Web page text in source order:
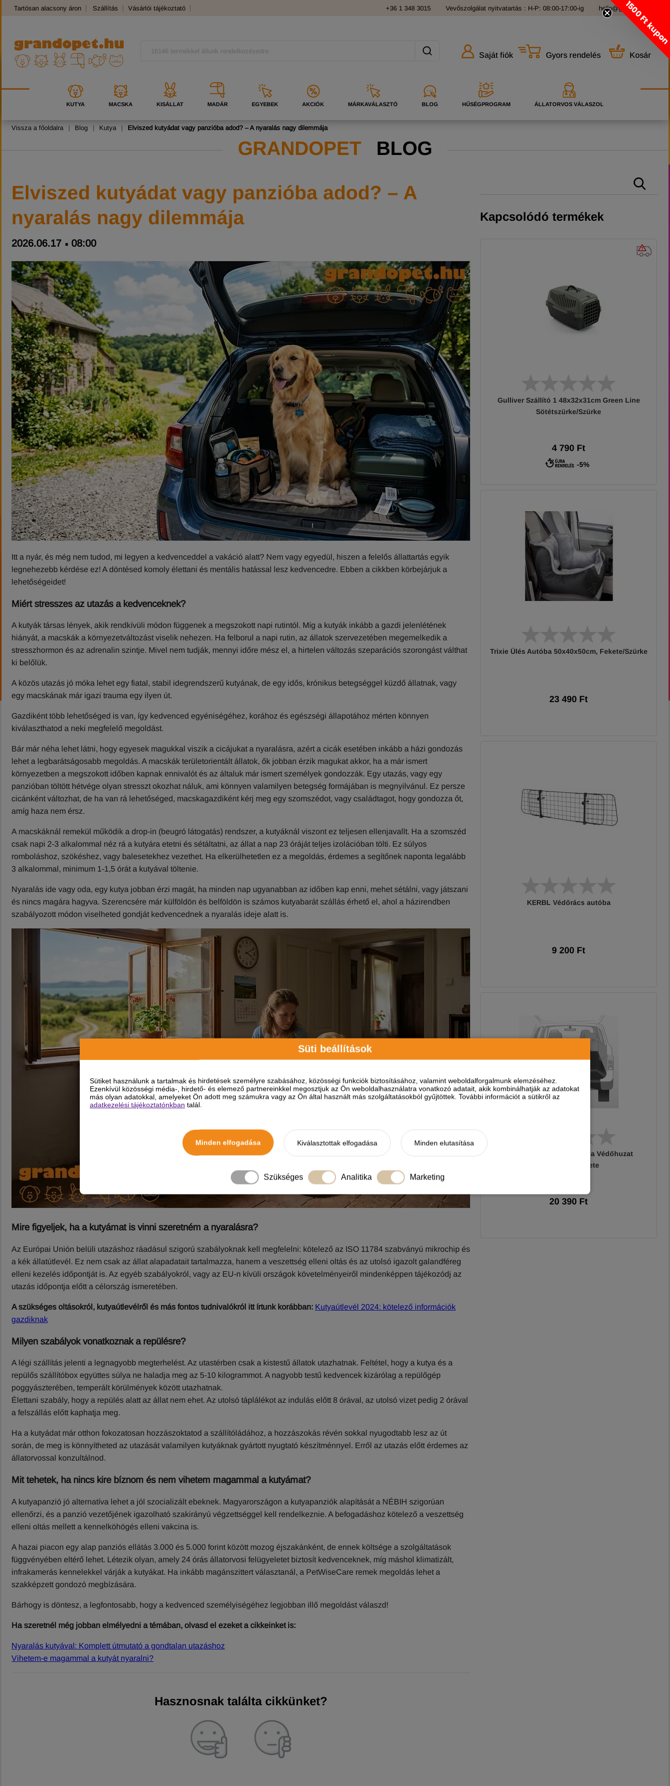
Süti beállítások
Sütiket használunk a tartalmak és hirdetések személyre szabásához, közösségi funkciók biztosításához, valamint weboldalforgalmunk elemzéséhez.
Ezenkívül közösségi média-, hirdető- és elemező partnereinkkel megosztjuk az Ön weboldalhasználatra vonatkozó adatait, akik kombinálhatják az adatokat
más olyan adatokkal, amelyeket Ön adott meg számukra vagy az Ön által használt más szolgáltatásokból gyűjtöttek. További információt a sütikről az
adatkezelési tájékoztatónkban talál.
Minden elfogadása Kiválasztottak elfogadása Minden elutasítása
Szükséges Analitika Marketing
Tartósan alacsony áron Szállítás Vásárlói tájékoztató +36 1 348 3015 Vevőszolgálat nyitvatartás : H-P: 08:00-17:00-ig hello@grandopet.hu
Saját fiók Gyors rendelés Kosár
KUTYA MACSKA KISÁLLAT MADÁR EGYEBEK AKCIÓK MÁRKAVÁLASZTÓ BLOG HŰSÉGPROGRAM ÁLLATORVOS VÁLASZOL
Vissza a főoldalra | Blog | Kutya | Elviszed kutyádat vagy panzióba adod? – A nyaralás nagy dilemmája
GRANDOPET BLOG
Elviszed kutyádat vagy panzióba adod? – A
nyaralás nagy dilemmája
2026.06.17 08:00
Itt a nyár, és még nem tudod, mi legyen a kedvenceddel a vakáció alatt? Nem vagy egyedül, hiszen a felelős állattartás egyik
legnehezebb kérdése ez! A döntésed komoly élettani és mentális hatással lesz kedvencedre. Ebben a cikkben körbejárjuk a
lehetőségeidet!
Miért stresszes az utazás a kedvenceknek?
A kutyák társas lények, akik rendkívüli módon függenek a megszokott napi rutintól. Míg a kutyák inkább a gazdi jelenlétének
hiányát, a macskák a környezetváltozást viselik nehezen. Ha felborul a napi rutin, az állatok szervezetében megemelkedik a
stresszhormon és az adrenalin szintje. Mivel nem tudják, mennyi időre mész el, a hirtelen változás szeparációs szorongást válthat
ki belőlük.
A közös utazás jó móka lehet egy fiatal, stabil idegrendszerű kutyának, de egy idős, krónikus betegséggel küzdő állatnak, vagy
egy macskának már igazi trauma egy ilyen út.
Gazdiként több lehetőséged is van, így kedvenced egyéniségéhez, korához és egészségi állapotához mérten könnyen
kiválaszthatod a neki megfelelő megoldást.
Bár már néha lehet látni, hogy egyesek magukkal viszik a cicájukat a nyaralásra, azért a cicák esetében inkább a házi gondozás
lehet a legbarátságosabb megoldás. A macskák területorientált állatok, ők jobban érzik magukat akkor, ha a már ismert
környezetben a megszokott időben kapnak ennivalót és az általuk már ismert személyek gondozzák. Egy utazás, vagy egy
panzióban töltött hétvége olyan stresszt okozhat náluk, ami könnyen valamilyen betegség formájában is megnyilvánul. Ez persze
cicánként változhat, de ha van rá lehetőséged, macskagazdiként kérj meg egy szomszédot, vagy családtagot, hogy gondozza őt,
amíg haza nem érsz.
A macskáknál remekül működik a drop-in (beugró látogatás) rendszer, a kutyáknál viszont ez teljesen ellenjavallt. Ha a szomszéd
csak napi 2-3 alkalommal néz rá a kutyára etetni és sétáltatni, az állat a nap 23 óráját teljes izolációban tölti. Ez súlyos
romboláshoz, szökéshez, vagy balesetekhez vezethet. Ha elkerülhetetlen ez a megoldás, érdemes a segítőnek naponta legalább
3 alkalommal, minimum 1-1,5 órát a kutyával töltenie.
Nyaralás ide vagy oda, egy kutya jobban érzi magát, ha minden nap ugyanabban az időben kap enni, mehet sétálni, vagy játszani
és nincs magára hagyva. Szerencsére már külföldön és belföldön is számos kutyabarát szállás érhető el, ahol a házirendben
szabályozott módon viselheted gondját kedvencednek a nyaralás ideje alatt is.
Mire figyeljek, ha a kutyámat is vinni szeretném a nyaralásra?
Az Európai Unión belüli utazáshoz ráadásul szigorú szabályoknak kell megfelelni: kötelező az ISO 11784 szabványú mikrochip és
a kék állatútlevél. Ez nem csak az állat alapadatait tartalmazza, hanem a veszettség elleni oltás és az utolsó igazolt galandféreg
elleni kezelés időpontját is. Az egyéb szabályokról, vagy az EU-n kívüli országok követelményeiről mindenképpen tájékozódj az
utazás időpontja előtt a célország ismeretében.
A szükséges oltásokról, kutyaútlevélről és más fontos tudnivalókról itt írtunk korábban: Kutyaútlevél 2024: kötelező információk
gazdiknak
Milyen szabályok vonatkoznak a repülésre?
A légi szállítás jelenti a legnagyobb megterhelést. Az utastérben csak a kistestű állatok utazhatnak. Feltétel, hogy a kutya és a
repülős szállítóbox együttes súlya ne haladja meg az 5-10 kilogrammot. A nagyobb testű kedvencek kizárólag a repülőgép
poggyászterében, temperált körülmények között utazhatnak.
Élettani szabály, hogy a repülés alatt az állat nem ehet. Az utolsó táplálékot az indulás előtt 8 órával, az utolsó vizet pedig 2 órával
a felszállás előtt kaphatja meg.
Ha a kutyádat már otthon fokozatosan hozzászoktatod a szállítóládához, a hozzászokás révén sokkal nyugodtabb lesz az út
során, de meg is könnyítheted az utazását valamilyen kutyáknak gyártott nyugtató készítménnyel. Erről az utazás előtt érdemes az
állatorvossal konzultálnod.
Mit tehetek, ha nincs kire bíznom és nem vihetem magammal a kutyámat?
A kutyapanzió jó alternatíva lehet a jól szocializált ebeknek. Magyarországon a kutyapanziók alapítását a NÉBIH szigorúan
ellenőrzi, és a panzió vezetőjének igazolható szakirányú végzettséggel kell rendelkeznie. A befogadáshoz kötelező a veszettség
elleni oltás mellett a kennelköhögés elleni vakcina is.
A hazai piacon egy alap panziós ellátás 3.000 és 5.000 forint között mozog éjszakánként, de ennek költsége a szolgáltatások
függvényében eltérő lehet. Létezik olyan, amely 24 órás állatorvosi felügyeletet biztosít kedvenceknek, míg máshol klimatizált,
infrakamerás kennelekkel várják a kutyákat. Ha inkább magánszittert választanál, a PetWiseCare remek megoldás lehet a
szakképzett gondozó megbízására.
Bárhogy is döntesz, a legfontosabb, hogy a kedvenced személyiségéhez legjobban illő megoldást válaszd!
Ha szeretnél még jobban elmélyedni a témában, olvasd el ezeket a cikkeinket is:
Nyaralás kutyával: Komplett útmutató a gondtalan utazáshoz
Vihetem-e magammal a kutyát nyaralni?
Hasznosnak találta cikkünket?
Kapcsolódó termékek
Gulliver Szállító 1 48x32x31cm Green Line
Sötétszürke/Szürke
4 790 Ft
-5%
Trixie Ülés Autóba 50x40x50cm, Fekete/Szürke
23 490 Ft
KERBL Védőrács autóba
9 200 Ft
Trixie Autó Csomagtartóba Védőhuzat
1,64×1,25m fekete
20 390 Ft
1500 Ft